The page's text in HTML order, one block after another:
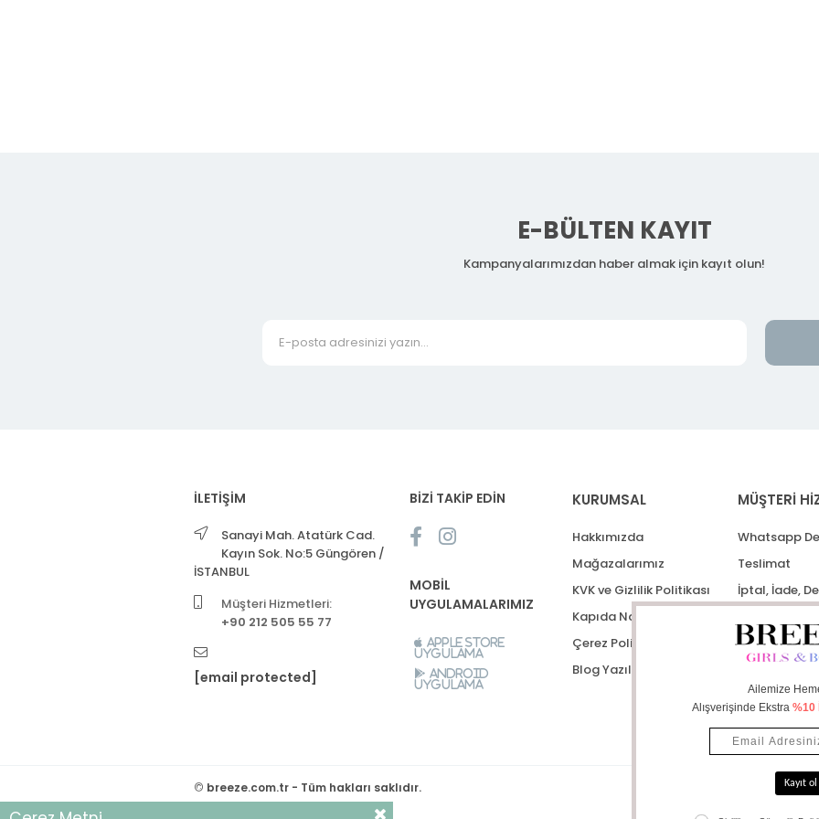
E-BÜLTEN KAYIT
Kampanyalarımızdan haber almak için kayıt olun!
İLETİŞİM
Sanayi Mah. Atatürk Cad.
Kayın Sok. No:5 Güngören /
İSTANBUL
Müşteri Hizmetleri:
+90 212 505 55 77
[email protected]
BİZİ TAKİP EDİN
MOBİL
UYGULAMALARIMIZ
Apple Store
Uygulama
Android
Uygulama
KURUMSAL
Hakkımızda
Mağazalarımız
KVK ve Gizlilik Politikası
Kapıda Nakit Ödeme
Çerez Politikası
Blog Yazıları
MÜŞTERİ
Whatsapp
Teslimat
İptal, İade,
© breeze.com.tr - Tüm hakları saklıdır.